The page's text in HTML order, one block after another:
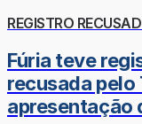
REGISTRO
Fúria teve
recusada pelo
apresentação